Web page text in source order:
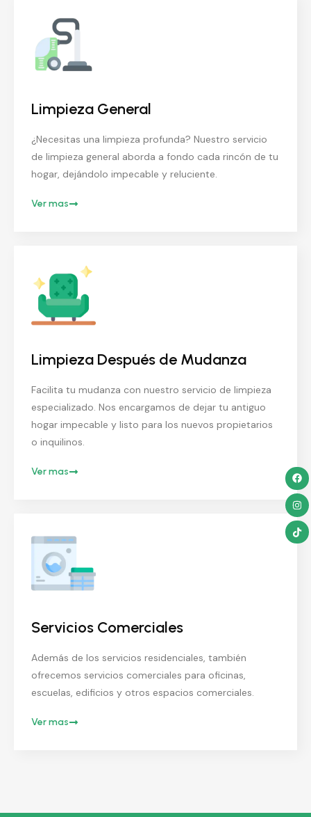
Limpieza General
¿Necesitas una limpieza profunda? Nuestro servicio
de limpieza general aborda a fondo cada rincón de tu
hogar, dejándolo impecable y reluciente.
Ver mas
Limpieza Después de Mudanza
Facilita tu mudanza con nuestro servicio de limpieza
especializado. Nos encargamos de dejar tu antiguo
hogar impecable y listo para los nuevos propietarios
o inquilinos.
Ver mas
Servicios Comerciales
Además de los servicios residenciales, también
ofrecemos servicios comerciales para oficinas,
escuelas, edificios y otros espacios comerciales.
Ver mas